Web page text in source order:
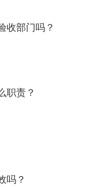
收部门吗？
职责？
吗？